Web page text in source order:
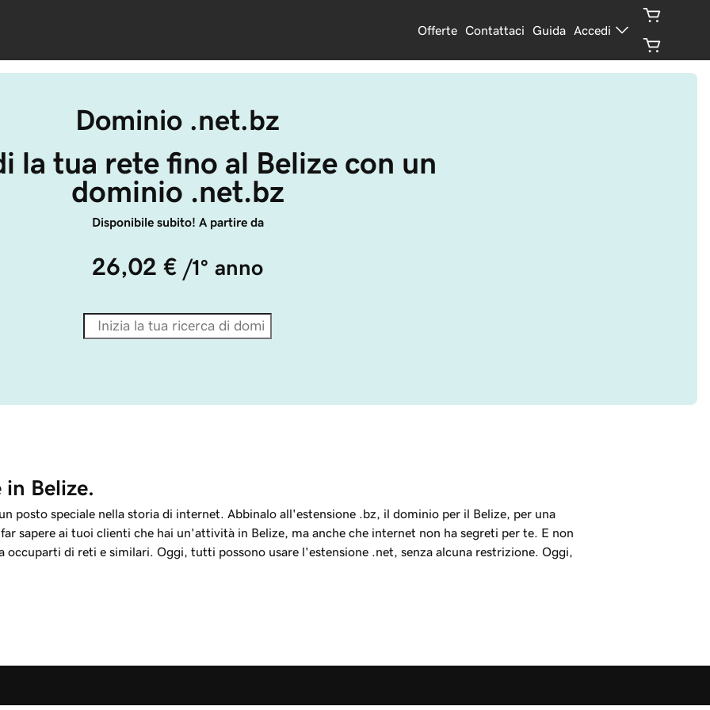
Offerte Contattaci Guida Accedi
Dominio .net.bz
la tua rete fino al Belize con un
dominio .net.bz
Disponibile subito! A partire da
26,02 € /1° anno
in Belize.
posto speciale nella storia di internet. Abbinalo all'estensione .bz, il dominio per il Belize, per una
sapere ai tuoi clienti che hai un'attività in Belize, ma anche che internet non ha segreti per te. E non
occuparti di reti e similari. Oggi, tutti possono usare l'estensione .net, senza alcuna restrizione. Oggi,